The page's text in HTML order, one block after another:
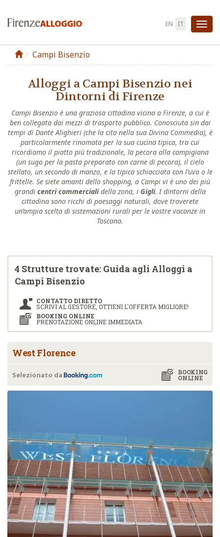
la
EN IT
Campi Bisenzio
Alloggi a Campi Bisenzio nei
Dintorni di Firenze
Campi Bisenzio è una graziosa cittadina vicina a Firenze, a cui è
ben collegata dai mezzi di trasporto pubblico. Conosciuta sin dai
tempi di Dante Alighieri (che la cita nella sua Divina Commedia), è
particolarmente rinomata per la sua cucina tipica, tra cui
ricordiamo il piatto più tradizionale, la pecora alla campigiana
(un sugo per la pasta preparato con carne di pecora), il cielo
stellato, un secondo di manzo, e la tipica schiacciata con l’uvao le
frittelle. Se siete amanti dello shopping, a Campi vi è uno dei più
grandi centri commercialidella zona, i Gigli. I dintorni della
cittadina sono ricchi di paesaggi naturali, dove troverete
un’ampia scelta di sistemazioni rurali per le vostre vacanze in
Toscana.
4 Strutture trovate: Guida agli Alloggi a
Campi Bisenzio
CONTATTO DIRETTO
SCRIVI AL GESTORE, OTTIENI L'OFFERTA MIGLIORE!
BOOKING ONLINE
PRENOTAZIONE ONLINE IMMEDIATA
West Florence
BOOKING
ONLINE
Selezionato da